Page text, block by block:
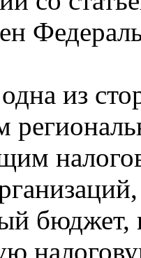
из
бюджет,